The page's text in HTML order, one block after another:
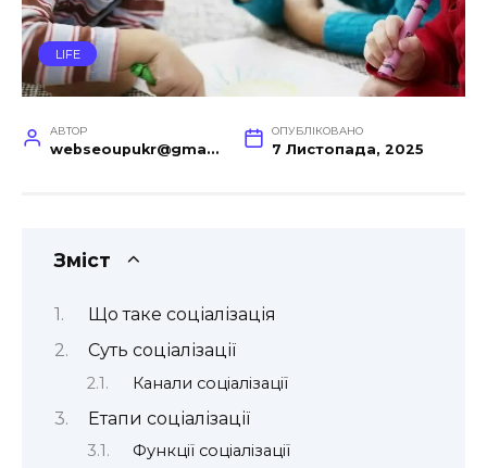
LIFE
АВТОР
webseoupukr@gmail.com
ОПУБЛІКОВАНО
7 Листопада, 2025
Зміст
Що таке соціалізація
Суть соціалізації
Канали соціалізації
Етапи соціалізації
Функції соціалізації